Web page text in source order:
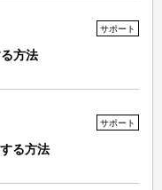
サポート
方法
サポート
る方法